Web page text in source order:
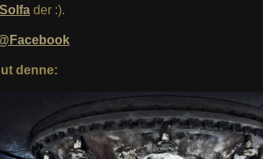
der :).
denne: